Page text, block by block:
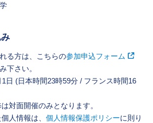
る方は、こちらの参加申込フォーム
下さい。
日 (日本時間23時59分 / フランス時間16
対面開催のみとなります。
人情報は、 個人情報保護ポリシーに則り